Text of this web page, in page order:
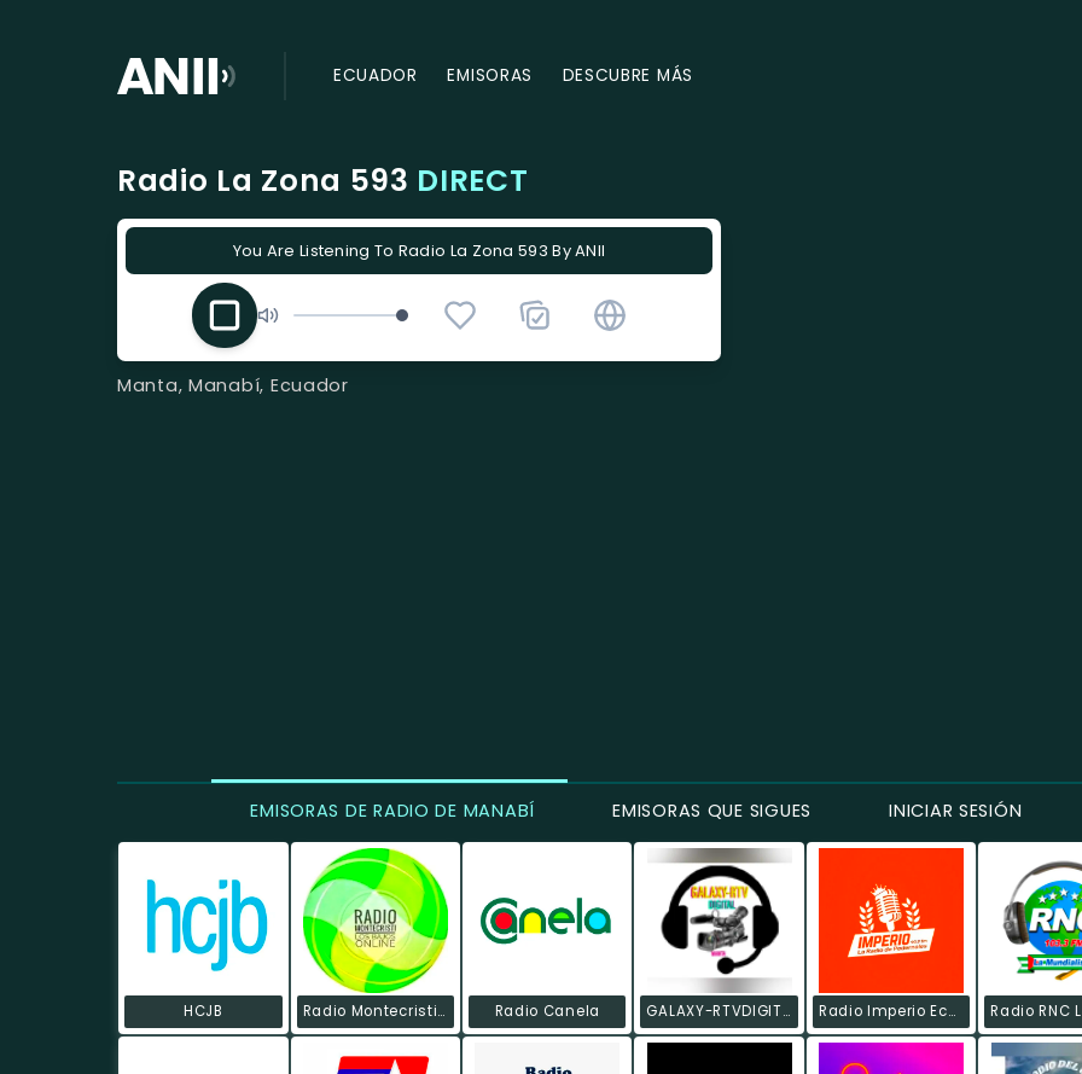
ECUADOR EMISORAS DESCUBRE MÁS
Radio La Zona 593 DIRECT
You Are Listening To Radio La Zona 593 By ANII
Manta, Manabí, Ecuador
EMISORAS DE RADIO DE MANABÍ EMISORAS QUE SIGUES INICIAR SESIÓN
HCJB Radio Montecristi Los Bajos Online Radio Canela GALAXY-RTVDIGITAL-COM Radio Imperio Ecuador